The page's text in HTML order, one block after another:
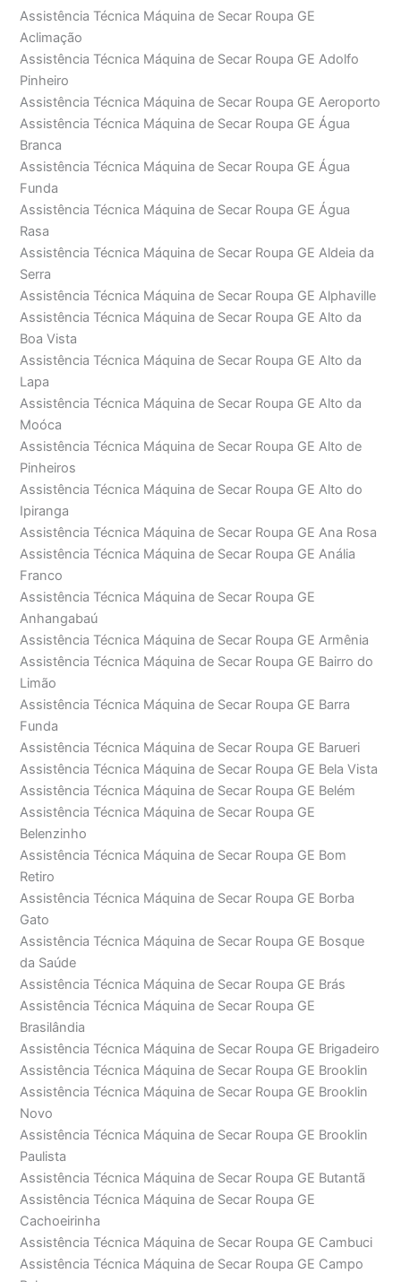
Assistência Técnica Máquina de Secar Roupa GE
Aclimação
Assistência Técnica Máquina de Secar Roupa GE Adolfo
Pinheiro
Assistência Técnica Máquina de Secar Roupa GE Aeroporto
Assistência Técnica Máquina de Secar Roupa GE Água
Branca
Assistência Técnica Máquina de Secar Roupa GE Água
Funda
Assistência Técnica Máquina de Secar Roupa GE Água
Rasa
Assistência Técnica Máquina de Secar Roupa GE Aldeia da
Serra
Assistência Técnica Máquina de Secar Roupa GE Alphaville
Assistência Técnica Máquina de Secar Roupa GE Alto da
Boa Vista
Assistência Técnica Máquina de Secar Roupa GE Alto da
Lapa
Assistência Técnica Máquina de Secar Roupa GE Alto da
Moóca
Assistência Técnica Máquina de Secar Roupa GE Alto de
Pinheiros
Assistência Técnica Máquina de Secar Roupa GE Alto do
Ipiranga
Assistência Técnica Máquina de Secar Roupa GE Ana Rosa
Assistência Técnica Máquina de Secar Roupa GE Anália
Franco
Assistência Técnica Máquina de Secar Roupa GE
Anhangabaú
Assistência Técnica Máquina de Secar Roupa GE Armênia
Assistência Técnica Máquina de Secar Roupa GE Bairro do
Limão
Assistência Técnica Máquina de Secar Roupa GE Barra
Funda
Assistência Técnica Máquina de Secar Roupa GE Barueri
Assistência Técnica Máquina de Secar Roupa GE Bela Vista
Assistência Técnica Máquina de Secar Roupa GE Belém
Assistência Técnica Máquina de Secar Roupa GE
Belenzinho
Assistência Técnica Máquina de Secar Roupa GE Bom
Retiro
Assistência Técnica Máquina de Secar Roupa GE Borba
Gato
Assistência Técnica Máquina de Secar Roupa GE Bosque
da Saúde
Assistência Técnica Máquina de Secar Roupa GE Brás
Assistência Técnica Máquina de Secar Roupa GE
Brasilândia
Assistência Técnica Máquina de Secar Roupa GE Brigadeiro
Assistência Técnica Máquina de Secar Roupa GE Brooklin
Assistência Técnica Máquina de Secar Roupa GE Brooklin
Novo
Assistência Técnica Máquina de Secar Roupa GE Brooklin
Paulista
Assistência Técnica Máquina de Secar Roupa GE Butantã
Assistência Técnica Máquina de Secar Roupa GE
Cachoeirinha
Assistência Técnica Máquina de Secar Roupa GE Cambuci
Assistência Técnica Máquina de Secar Roupa GE Campo